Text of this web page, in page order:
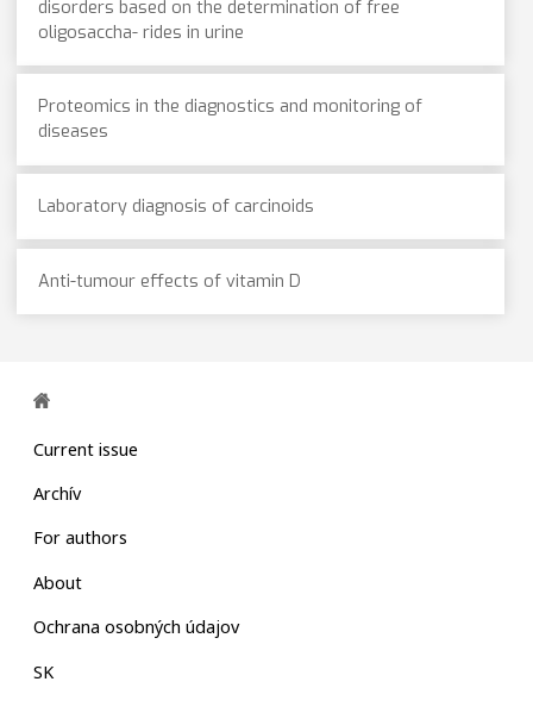
disorders based on the determination of free
oligosaccha- rides in urine
Proteomics in the diagnostics and monitoring of
diseases
Laboratory diagnosis of carcinoids
Anti-tumour effects of vitamin D
Current issue
Archív
For authors
About
Ochrana osobných údajov
SK